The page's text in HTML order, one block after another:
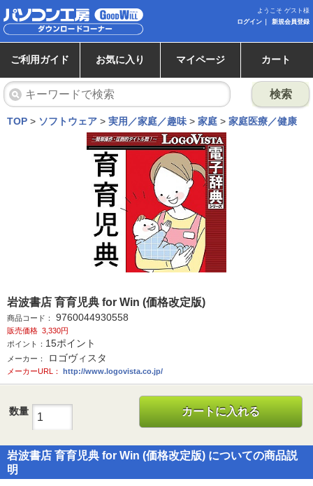
ようこそ ゲスト様
ログイン
新規会員登録
ご利用ガイド お気に入り マイページ カート
検索
TOP > ソフトウェア > 実用／家庭／趣味 > 家庭 > 家庭医療／健康
岩波書店 育育児典 for Win (価格改定版)
商品コード： 9760044930558
販売価格 3,330円
ポイント： 15ポイント
メーカー： ロゴヴィスタ
メーカーURL： http://www.logovista.co.jp/
数量 カートに入れる
岩波書店 育育児典 for Win (価格改定版) についての商品説
明